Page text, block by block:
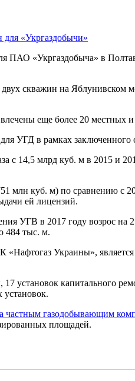
ПАО «Укргаздобыча» в
скважин на
еще более 20 местных
УГД в рамках
с 14,5 млрд куб. м в 2015 и
млн куб. м) по сравнению с
ей лицензий.
УГВ в 2017 году возрос
484 тыс. м.
«Нафтогаз Украины»,
установок капитального
установок.
частным газодобывающим
площадей.